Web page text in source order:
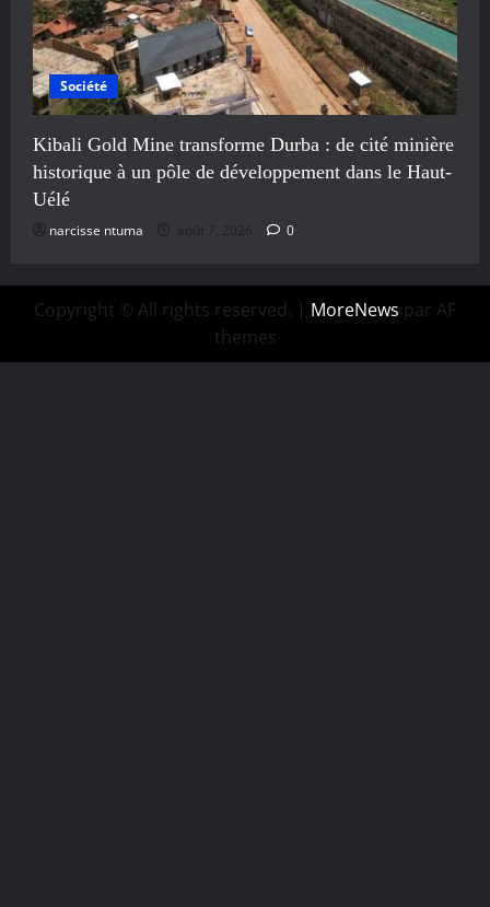
Société
Kibali Gold Mine transforme Durba : de cité minière
historique à un pôle de développement dans le Haut-
Uélé
narcisse ntuma août 7, 2026 0
Copyright © All rights reserved. | MoreNews par AF
themes